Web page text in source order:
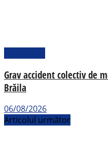
Grav accident colectiv de
Brăila
06/08/2026
Articolul următor